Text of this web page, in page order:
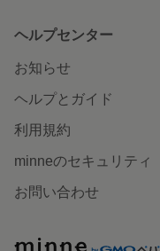
ヘルプセンター
お知らせ
ヘルプとガイド
利用規約
minneのセキュリティ
お問い合わせ